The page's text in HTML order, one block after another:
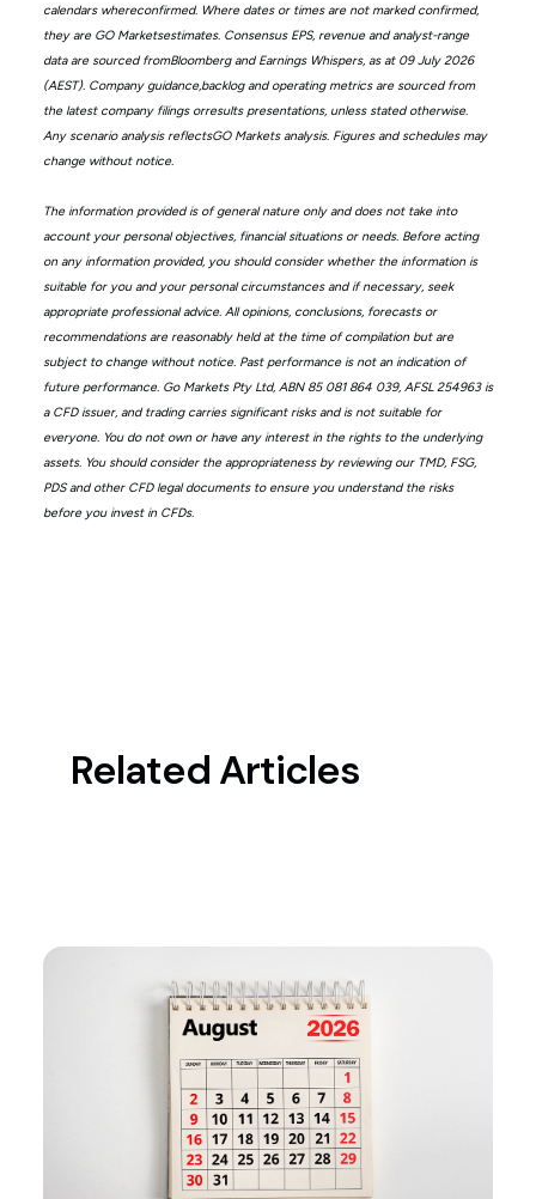
calendars whereconfirmed. Where dates or times are not marked confirmed,
they are GO Marketsestimates. Consensus EPS, revenue and analyst-range
data are sourced fromBloomberg and Earnings Whispers, as at 09 July 2026
(AEST). Company guidance,backlog and operating metrics are sourced from
the latest company filings orresults presentations, unless stated otherwise.
Any scenario analysis reflectsGO Markets analysis. Figures and schedules may
change without notice.
The information provided is of general nature only and does not take into
account your personal objectives, financial situations or needs. Before acting
on any information provided, you should consider whether the information is
suitable for you and your personal circumstances and if necessary, seek
appropriate professional advice. All opinions, conclusions, forecasts or
recommendations are reasonably held at the time of compilation but are
subject to change without notice. Past performance is not an indication of
future performance. Go Markets Pty Ltd, ABN 85 081 864 039, AFSL 254963 is
a CFD issuer, and trading carries significant risks and is not suitable for
everyone. You do not own or have any interest in the rights to the underlying
assets. You should consider the appropriateness by reviewing our TMD, FSG,
PDS and other CFD legal documents to ensure you understand the risks
before you invest in CFDs.
Related Articles